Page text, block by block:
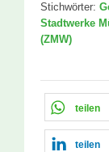
Stichwörter:
Stadtwerke
(ZMW)
teilen
teilen